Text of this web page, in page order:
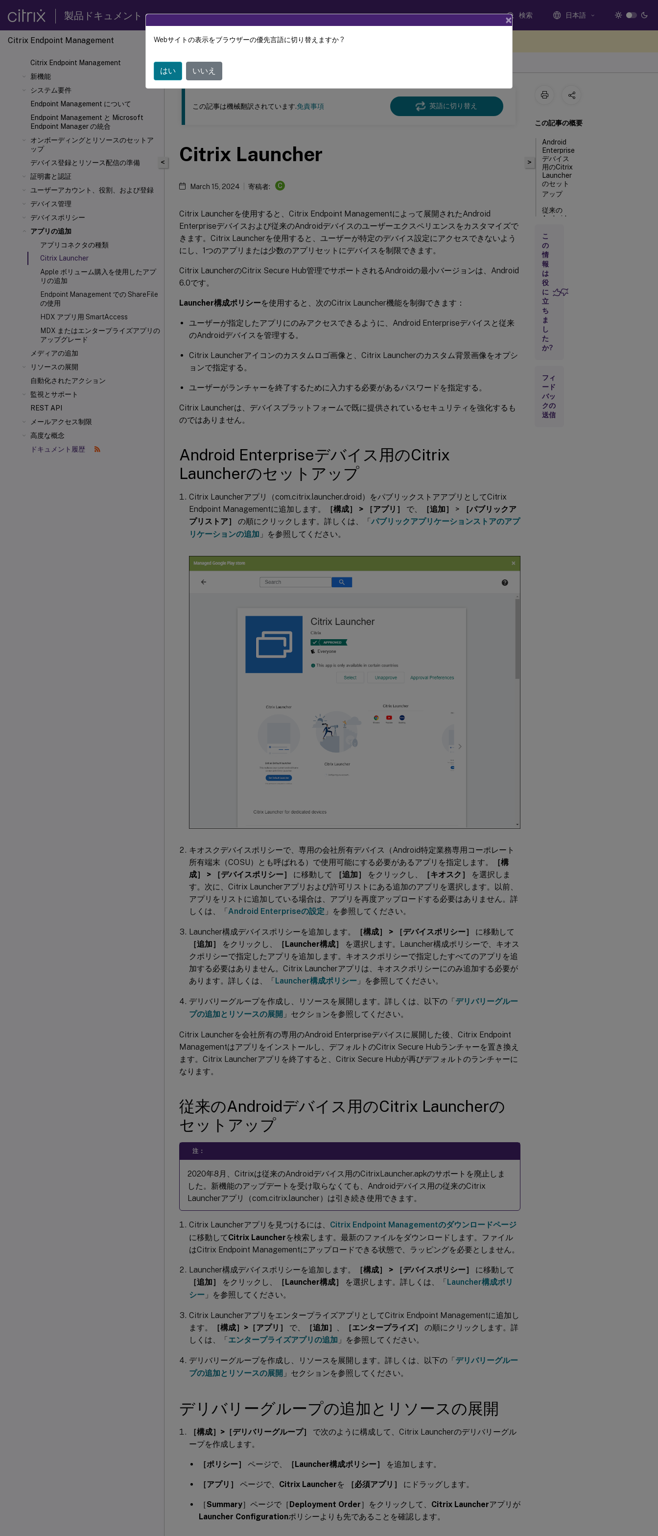
製品ドキュメント 検索 日本語
Citrix Endpoint Management
Citrix Endpoint Management
新機能
システム要件
Endpoint Management について
Endpoint Management と Microsoft
Endpoint Manager の統合
オンボーディングとリソースのセットア
ップ
デバイス登録とリソース配信の準備
証明書と認証
ユーザーアカウント、役割、および登録
デバイス管理
デバイスポリシー
アプリの追加
アプリコネクタの種類
Citrix Launcher
Apple ボリューム購入を使用したアプ
リの追加
Endpoint Management での ShareFile
の使用
HDX アプリ用 SmartAccess
MDX またはエンタープライズアプリの
アップグレード
メディアの追加
リソースの展開
自動化されたアクション
監視とサポート
REST API
メールアクセス制限
高度な概念
ドキュメント履歴
このコンテンツは動的に機械翻訳されています。
Citrix Endpoint Management
<
この記事は機械翻訳されています.免責事項 英語に切り替え
Citrix Launcher
March 15, 2024 寄稿者: C
Citrix Launcherを使用すると、Citrix Endpoint Managementによって展開されたAndroid
Enterpriseデバイスおよび従来のAndroidデバイスのユーザーエクスペリエンスをカスタマイズで
きます。Citrix Launcherを使用すると、ユーザーが特定のデバイス設定にアクセスできないよう
にし、1つのアプリまたは少数のアプリセットにデバイスを制限できます。
Citrix LauncherのCitrix Secure Hub管理でサポートされるAndroidの最小バージョンは、Android
6.0です。
Launcher構成ポリシーを使用すると、次のCitrix Launcher機能を制御できます：
ユーザーが指定したアプリにのみアクセスできるように、Android Enterpriseデバイスと従来
のAndroidデバイスを管理する。
Citrix Launcherアイコンのカスタムロゴ画像と、Citrix Launcherのカスタム背景画像をオプシ
ョンで指定する。
ユーザーがランチャーを終了するために入力する必要があるパスワードを指定する。
Citrix Launcherは、デバイスプラットフォームで既に提供されているセキュリティを強化するも
のではありません。
Android Enterpriseデバイス用のCitrix
Launcherのセットアップ
Citrix Launcherアプリ（com.citrix.launcher.droid）をパブリックストアアプリとしてCitrix
Endpoint Managementに追加します。
［構成］ > ［アプリ］ で、 ［追加］ >
［パブリックア
プリストア］
の順にクリックします。詳しくは、「パブリックアプリケーションストアのアプ
リケーションの追加 」を参照してください。
キオスクデバイスポリシーで、専用の会社所有デバイス（Android特定業務専用コーポレート
所有端末（COSU）とも呼ばれる）で使用可能にする必要があるアプリを指定します。
［構
成］ > ［デバイスポリシー］
に移動して ［追加］ をクリックし、 ［キオスク］
を選択しま
す。次に、Citrix Launcherアプリおよび許可リストにある追加のアプリを選択します。以前、
アプリをリストに追加している場合は、アプリを再度アップロードする必要はありません。詳
しくは、「Android Enterpriseの設定 」を参照してください。
Launcher構成デバイスポリシーを追加します。 ［構成］ > ［デバイスポリシー］
に移動して
［追加］
をクリックし、 ［Launcher構成］
を選択します。Launcher構成ポリシーで、キオス
クポリシーで指定したアプリを追加します。キオスクポリシーで指定したすべてのアプリを追
加する必要はありません。Citrix Launcherアプリは、キオスクポリシーにのみ追加する必要が
あります。詳しくは、「Launcher構成ポリシー 」を参照してください。
デリバリーグループを作成し、リソースを展開します。詳しくは、以下の「デリバリーグルー
プの追加とリソースの展開 」セクションを参照してください。
Citrix Launcherを会社所有の専用のAndroid Enterpriseデバイスに展開した後、Citrix Endpoint
Managementはアプリをインストールし、デフォルトのCitrix Secure Hubランチャーを置き換え
ます。Citrix Launcherアプリを終了すると、Citrix Secure Hubが再びデフォルトのランチャーに
なります。
従来のAndroidデバイス用のCitrix Launcherの
セットアップ
注：
2020年8月、Citrixは従来のAndroidデバイス用のCitrixLauncher.apkのサポートを廃止しま
した。新機能のアップデートを受け取らなくても、Androidデバイス用の従来のCitrix
Launcherアプリ（com.citrix.launcher）は引き続き使用できます。
Citrix Launcherアプリを見つけるには、 Citrix Endpoint Managementのダウンロードページ
に移動してCitrix Launcherを検索します。最新のファイルをダウンロードします。ファイル
はCitrix Endpoint Managementにアップロードできる状態で、ラッピングを必要としません。
Launcher構成デバイスポリシーを追加します。 ［構成］ > ［デバイスポリシー］
に移動して
［追加］
をクリックし、 ［Launcher構成］ を選択します。詳しくは、「Launcher構成ポリ
シー 」を参照してください。
Citrix LauncherアプリをエンタープライズアプリとしてCitrix Endpoint Managementに追加し
ます。
［構成］>［アプリ］ で、 ［追加］ ［エンタープライズ］
の順にクリックします。詳
しくは、「エンタープライズアプリの追加 」を参照してください。
デリバリーグループを作成し、リソースを展開します。詳しくは、以下の「デリバリーグルー
プの追加とリソースの展開 」セクションを参照してください。
デリバリーグループの追加とリソースの展開
［構成］>［デリバリーグループ］
で次のように構成して、Citrix Launcherのデリバリーグル
ープを作成します。
［ポリシー］ ページで、 ［Launcher構成ポリシー］ を追加します。
［アプリ］ ページで、 Citrix Launcherを ［必須アプリ］ にドラッグします。
［Summary］ページで［Deployment Order］をクリックして、 Citrix Launcherアプリが
Launcher Configurationポリシーよりも先であることを確認します。
>
この記事の概要
Android
Enterprise
デバイス
用のCitrix
Launcher
のセット
アップ
従来の
Android
用の
Citrix
Launcher
のセット
アップ
デ
リ
バ
リ
ー
グ
ル
ー
追
加
と
リ
ソ
ー
こ
の
情
報
は
役
に
立
ち
ま
し
た
か?
フィ
ード
バッ
クの
送信
×
Webサイトの表示をブラウザーの優先言語に切り替えますか ?
はい いいえ